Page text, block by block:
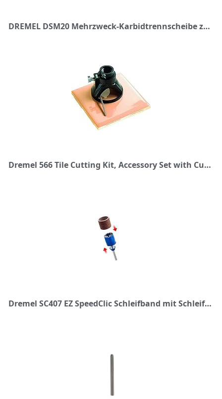
DREMEL DSM20 Mehrzweck-Karbidtrennscheibe zum Bündigschneiden (DSM600)
Dremel 566 Tile Cutting Kit, Accessory Set with Cutting Guide and Spiral Cutting Bit for Precision Cuts in Wall Tiles
Dremel SC407 EZ SpeedClic Schleifband mit Schleifdorn - Zubehörsatz für Multifunktionswerkzeug mit 3 Schleifzubehören Körnung 60/120 3,2mm, zum Schleifen von Aluminium, Plexiglas, Kunststoff u.v.m.